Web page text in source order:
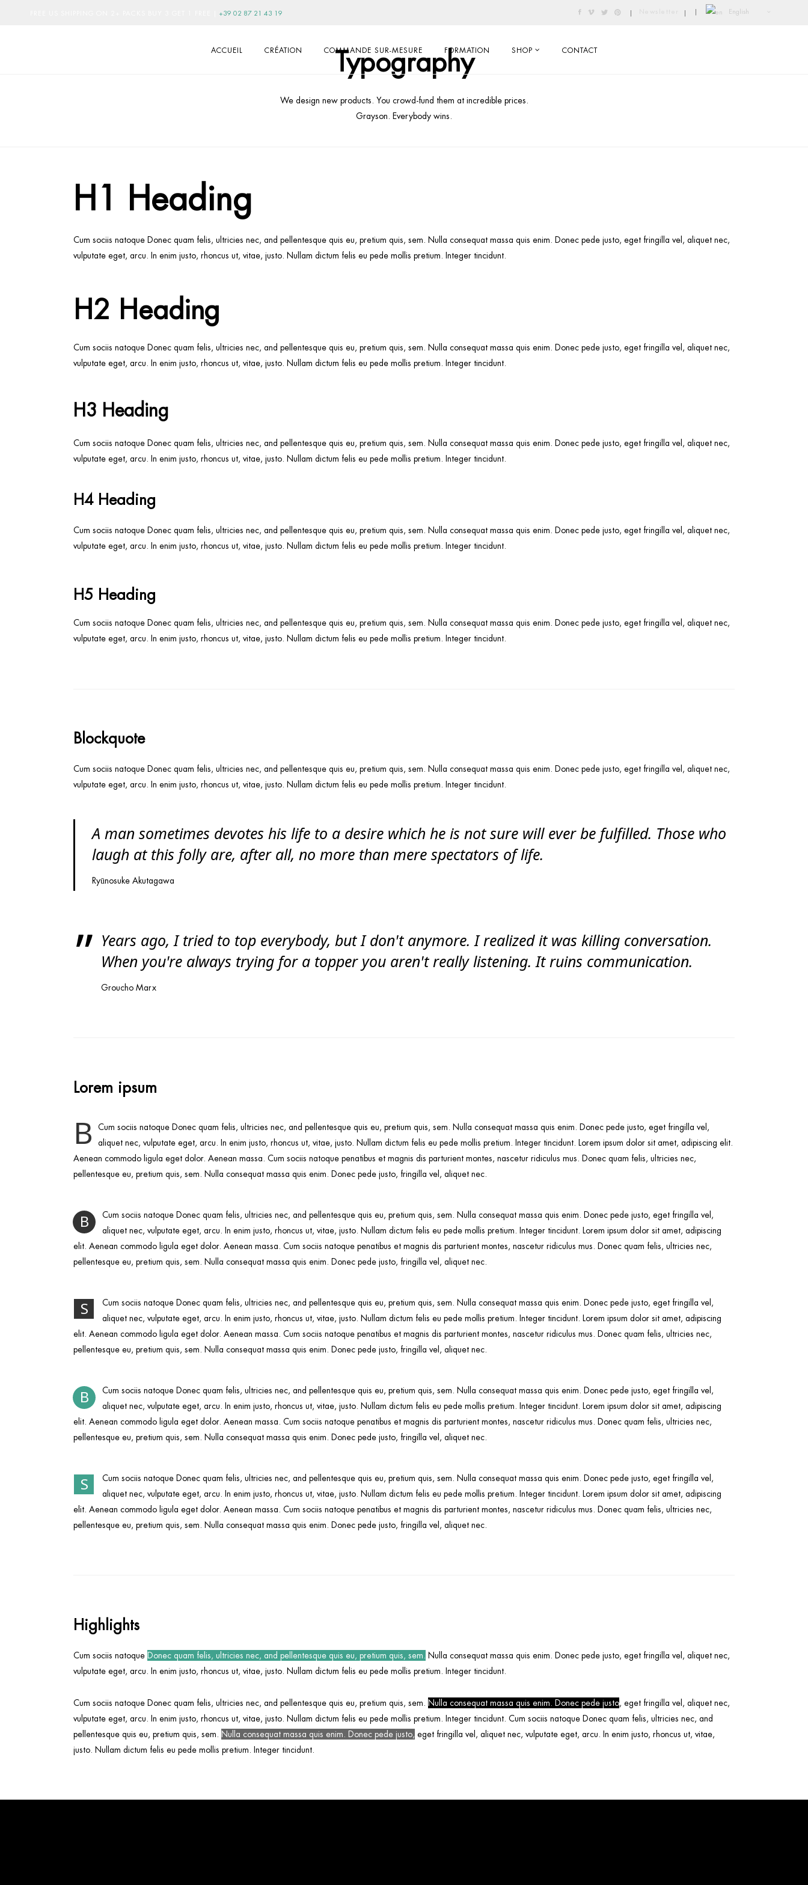
+39 02 87 21 43 19 | | | English
ACCUEIL CRÉATION COMMANDE SUR-MESURE FORMATION SHOP CONTACT
Typography
We design new products. You crowd-fund them at incredible prices.
Grayson. Everybody wins.
H1 Heading
Cum sociis natoque Donec quam felis, ultricies nec, and pellentesque quis eu, pretium quis, sem. Nulla consequat massa quis enim. Donec pede justo, eget fringilla vel, aliquet nec,
vulputate eget, arcu. In enim justo, rhoncus ut, vitae, justo. Nullam dictum felis eu pede mollis pretium. Integer tincidunt.
H2 Heading
Cum sociis natoque Donec quam felis, ultricies nec, and pellentesque quis eu, pretium quis, sem. Nulla consequat massa quis enim. Donec pede justo, eget fringilla vel, aliquet nec,
vulputate eget, arcu. In enim justo, rhoncus ut, vitae, justo. Nullam dictum felis eu pede mollis pretium. Integer tincidunt.
H3 Heading
Cum sociis natoque Donec quam felis, ultricies nec, and pellentesque quis eu, pretium quis, sem. Nulla consequat massa quis enim. Donec pede justo, eget fringilla vel, aliquet nec,
vulputate eget, arcu. In enim justo, rhoncus ut, vitae, justo. Nullam dictum felis eu pede mollis pretium. Integer tincidunt.
H4 Heading
Cum sociis natoque Donec quam felis, ultricies nec, and pellentesque quis eu, pretium quis, sem. Nulla consequat massa quis enim. Donec pede justo, eget fringilla vel, aliquet nec,
vulputate eget, arcu. In enim justo, rhoncus ut, vitae, justo. Nullam dictum felis eu pede mollis pretium. Integer tincidunt.
H5 Heading
Cum sociis natoque Donec quam felis, ultricies nec, and pellentesque quis eu, pretium quis, sem. Nulla consequat massa quis enim. Donec pede justo, eget fringilla vel, aliquet nec,
vulputate eget, arcu. In enim justo, rhoncus ut, vitae, justo. Nullam dictum felis eu pede mollis pretium. Integer tincidunt.
Blockquote
Cum sociis natoque Donec quam felis, ultricies nec, and pellentesque quis eu, pretium quis, sem. Nulla consequat massa quis enim. Donec pede justo, eget fringilla vel, aliquet nec,
vulputate eget, arcu. In enim justo, rhoncus ut, vitae, justo. Nullam dictum felis eu pede mollis pretium. Integer tincidunt.
A man sometimes devotes his life to a desire which he is not sure will ever be fulfilled. Those who
laugh at this folly are, after all, no more than mere spectators of life.
Ryūnosuke Akutagawa
Years ago, I tried to top everybody, but I don't anymore. I realized it was killing conversation.
When you're always trying for a topper you aren't really listening. It ruins communication.
Groucho Marx
Lorem ipsum
B
Cum sociis natoque Donec quam felis, ultricies nec, and pellentesque quis eu, pretium quis, sem. Nulla consequat massa quis enim. Donec pede justo, eget fringilla vel,
aliquet nec, vulputate eget, arcu. In enim justo, rhoncus ut, vitae, justo. Nullam dictum felis eu pede mollis pretium. Integer tincidunt. Lorem ipsum dolor sit amet, adipiscing elit.
Aenean commodo ligula eget dolor. Aenean massa. Cum sociis natoque penatibus et magnis dis parturient montes, nascetur ridiculus mus. Donec quam felis, ultricies nec,
pellentesque eu, pretium quis, sem. Nulla consequat massa quis enim. Donec pede justo, fringilla vel, aliquet nec.
B
Cum sociis natoque Donec quam felis, ultricies nec, and pellentesque quis eu, pretium quis, sem. Nulla consequat massa quis enim. Donec pede justo, eget fringilla vel,
aliquet nec, vulputate eget, arcu. In enim justo, rhoncus ut, vitae, justo. Nullam dictum felis eu pede mollis pretium. Integer tincidunt. Lorem ipsum dolor sit amet, adipiscing
elit. Aenean commodo ligula eget dolor. Aenean massa. Cum sociis natoque penatibus et magnis dis parturient montes, nascetur ridiculus mus. Donec quam felis, ultricies nec,
pellentesque eu, pretium quis, sem. Nulla consequat massa quis enim. Donec pede justo, fringilla vel, aliquet nec.
S
Cum sociis natoque Donec quam felis, ultricies nec, and pellentesque quis eu, pretium quis, sem. Nulla consequat massa quis enim. Donec pede justo, eget fringilla vel,
aliquet nec, vulputate eget, arcu. In enim justo, rhoncus ut, vitae, justo. Nullam dictum felis eu pede mollis pretium. Integer tincidunt. Lorem ipsum dolor sit amet, adipiscing
elit. Aenean commodo ligula eget dolor. Aenean massa. Cum sociis natoque penatibus et magnis dis parturient montes, nascetur ridiculus mus. Donec quam felis, ultricies nec,
pellentesque eu, pretium quis, sem. Nulla consequat massa quis enim. Donec pede justo, fringilla vel, aliquet nec.
B
Cum sociis natoque Donec quam felis, ultricies nec, and pellentesque quis eu, pretium quis, sem. Nulla consequat massa quis enim. Donec pede justo, eget fringilla vel,
aliquet nec, vulputate eget, arcu. In enim justo, rhoncus ut, vitae, justo. Nullam dictum felis eu pede mollis pretium. Integer tincidunt. Lorem ipsum dolor sit amet, adipiscing
elit. Aenean commodo ligula eget dolor. Aenean massa. Cum sociis natoque penatibus et magnis dis parturient montes, nascetur ridiculus mus. Donec quam felis, ultricies nec,
pellentesque eu, pretium quis, sem. Nulla consequat massa quis enim. Donec pede justo, fringilla vel, aliquet nec.
S
Cum sociis natoque Donec quam felis, ultricies nec, and pellentesque quis eu, pretium quis, sem. Nulla consequat massa quis enim. Donec pede justo, eget fringilla vel,
aliquet nec, vulputate eget, arcu. In enim justo, rhoncus ut, vitae, justo. Nullam dictum felis eu pede mollis pretium. Integer tincidunt. Lorem ipsum dolor sit amet, adipiscing
elit. Aenean commodo ligula eget dolor. Aenean massa. Cum sociis natoque penatibus et magnis dis parturient montes, nascetur ridiculus mus. Donec quam felis, ultricies nec,
pellentesque eu, pretium quis, sem. Nulla consequat massa quis enim. Donec pede justo, fringilla vel, aliquet nec.
Highlights
Cum sociis natoque Donec quam felis, ultricies nec, and pellentesque quis eu, pretium quis, sem. Nulla consequat massa quis enim. Donec pede justo, eget fringilla vel, aliquet nec,
vulputate eget, arcu. In enim justo, rhoncus ut, vitae, justo. Nullam dictum felis eu pede mollis pretium. Integer tincidunt.
Cum sociis natoque Donec quam felis, ultricies nec, and pellentesque quis eu, pretium quis, sem. Nulla consequat massa quis enim. Donec pede justo, eget fringilla vel, aliquet nec,
vulputate eget, arcu. In enim justo, rhoncus ut, vitae, justo. Nullam dictum felis eu pede mollis pretium. Integer tincidunt. Cum sociis natoque Donec quam felis, ultricies nec, and
pellentesque quis eu, pretium quis, sem. Nulla consequat massa quis enim. Donec pede justo, eget fringilla vel, aliquet nec, vulputate eget, arcu. In enim justo, rhoncus ut, vitae,
justo. Nullam dictum felis eu pede mollis pretium. Integer tincidunt.